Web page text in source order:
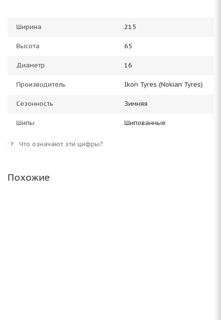
Ширина 215
Высота 65
Диаметр 16
Производитель Ikon Tyres (Nokian Tyres)
Сезонность Зимняя
Шипы Шипованные
? Что означают эти цифры?
Похожие